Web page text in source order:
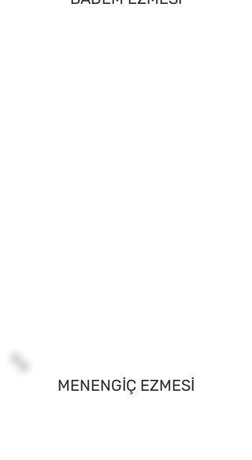
MENENGİÇ EZMESİ